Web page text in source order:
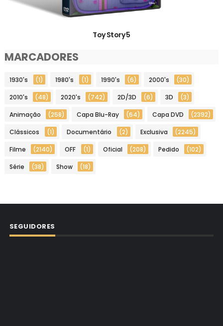
Toy Story 5
MARCADORES
1930's (1) 1980's (1) 1990's (6) 2000's (30)
2010's (48) 2020's (742) 2D/3D (6) 3D (3)
Animação (258) Capa Blu-Ray (64) Capa DVD (2392)
Clássicos (1) Documentário (2) Exclusiva (2245)
Filme (2140) OFF (1) Oficial (208) Pedido (102)
Série (38) Show (18)
SEGUIDORES